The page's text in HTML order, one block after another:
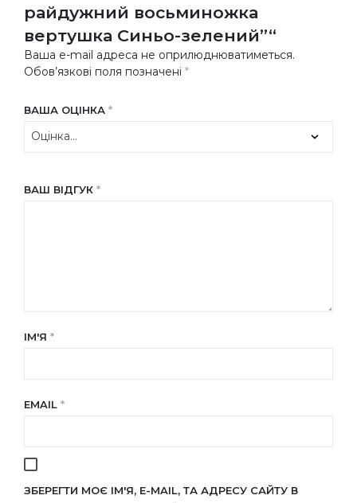
райдужний восьминожка
вертушка Синьо-зелений”“
Ваша e-mail адреса не оприлюднюватиметься.
Обов’язкові поля позначені *
ВАША ОЦІНКА *
ВАШ ВІДГУК *
ІМ'Я *
EMAIL *
ЗБЕРЕГТИ МОЄ ІМ'Я, E-MAIL, ТА АДРЕСУ САЙТУ В